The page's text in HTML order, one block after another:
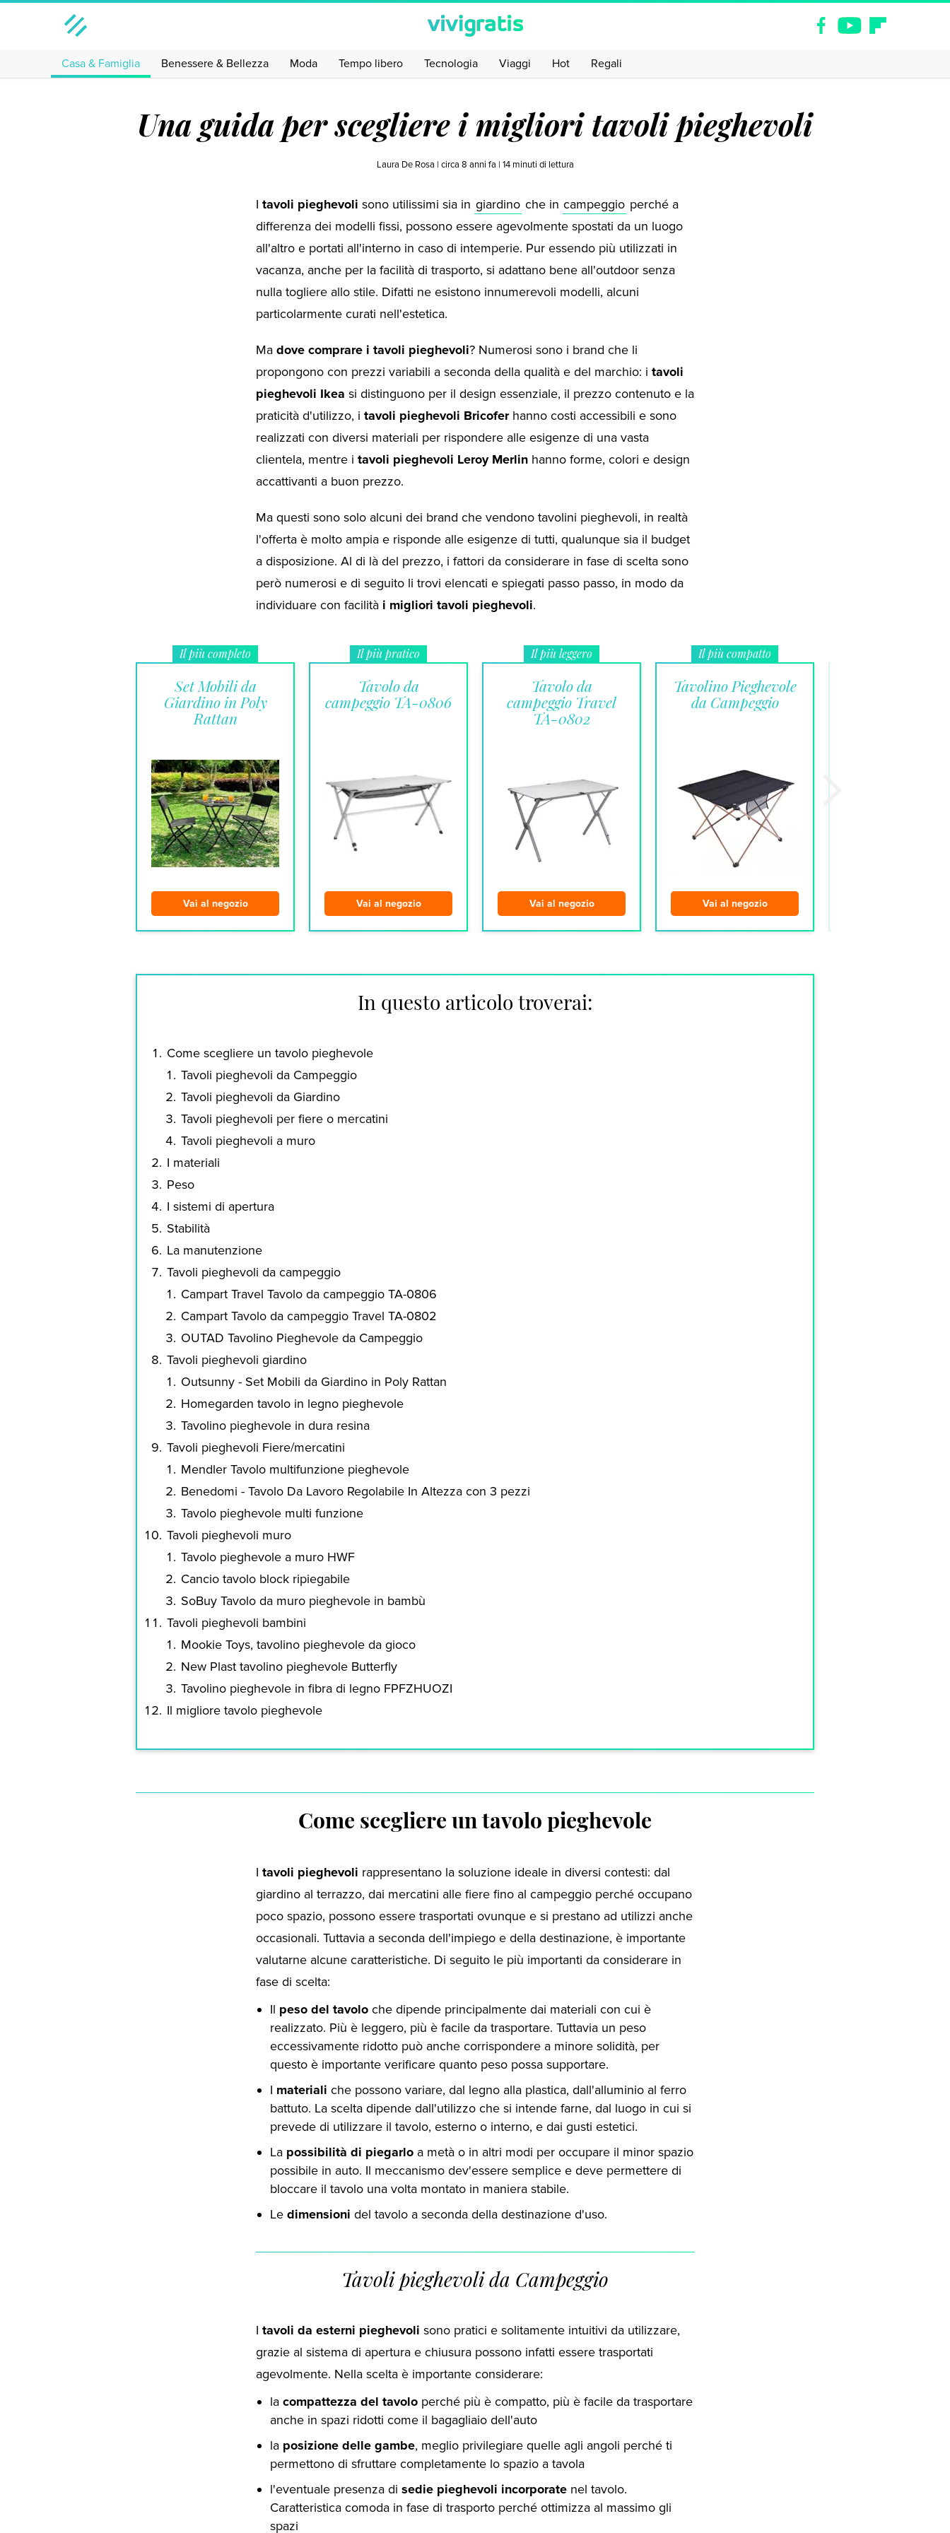
Casa & Famiglia Benessere & Bellezza Moda Tempo libero Tecnologia Viaggi Hot Regali
Una guida per scegliere i migliori tavoli pieghevoli
Laura De Rosa | circa 8 anni fa | 14minuti di lettura
In questo articolo troverai:
Come scegliere un tavolo pieghevole
Tavoli pieghevoli da Campeggio
Tavoli pieghevoli da Giardino
Tavoli pieghevoli per fiere o mercatini
Tavoli pieghevoli a muro
I materiali
Peso
I sistemi di apertura
Stabilità
La manutenzione
Tavoli pieghevoli da campeggio
Campart Travel Tavolo da campeggio TA-0806
Campart Tavolo da campeggio Travel TA-0802
OUTAD Tavolino Pieghevole da Campeggio
Tavoli pieghevoli giardino
Outsunny - Set Mobili da Giardino in Poly Rattan
Homegarden tavolo in legno pieghevole
Tavolino pieghevole in dura resina
Tavoli pieghevoli Fiere/mercatini
Mendler Tavolo multifunzione pieghevole
Benedomi - Tavolo Da Lavoro Regolabile In Altezza con 3 pezzi
Tavolo pieghevole multi funzione
Tavoli pieghevoli muro
Tavolo pieghevole a muro HWF
Cancio tavolo block ripiegabile
SoBuy Tavolo da muro pieghevole in bambù
Tavoli pieghevoli bambini
Mookie Toys, tavolino pieghevole da gioco
New Plast tavolino pieghevole Butterfly
Tavolino pieghevole in fibra di legno FPFZHUOZI
Il migliore tavolo pieghevole
I tavoli pieghevoli sono utilissimi sia in giardino che in campeggio perché a
differenza dei modelli fissi, possono essere agevolmente spostati da un luogo
all'altro e portati all'interno in caso di intemperie. Pur essendo più utilizzati in
vacanza, anche per la facilità di trasporto, si adattano bene all'outdoor senza
nulla togliere allo stile. Difatti ne esistono innumerevoli modelli, alcuni
particolarmente curati nell'estetica.
Ma dove comprare i tavoli pieghevoli? Numerosi sono i brand che li
propongono con prezzi variabili a seconda della qualità e del marchio: i tavoli
pieghevoli Ikea si distinguono per il design essenziale, il prezzo contenuto e la
praticità d'utilizzo, i tavoli pieghevoli Bricoferhanno costi accessibili e sono
realizzati con diversi materiali per rispondere alle esigenze di una vasta
clientela, mentre i tavoli pieghevoli Leroy Merlin hanno forme, colori e design
accattivanti a buon prezzo.
Ma questi sono solo alcuni dei brand che vendono tavolini pieghevoli, in realtà
l'offerta è molto ampia e risponde alle esigenze di tutti, qualunque sia il budget
a disposizione. Al di là del prezzo, i fattori da considerare in fase di scelta sono
però numerosi e di seguito li trovi elencati e spiegati passo passo, in modo da
individuare con facilità i migliori tavoli pieghevoli.
Come scegliere un tavolo pieghevole
I tavoli pieghevoli rappresentano la soluzione ideale in diversi contesti: dal
giardino al terrazzo, dai mercatini alle fiere fino al campeggio perché occupano
poco spazio, possono essere trasportati ovunque e si prestano ad utilizzi anche
occasionali. Tuttavia a seconda dell'impiego e della destinazione, è importante
valutarne alcune caratteristiche. Di seguito le più importanti da considerare in
fase di scelta:
Il peso del tavolo che dipende principalmente dai materiali con cui è
realizzato. Più è leggero, più è facile da trasportare. Tuttavia un peso
eccessivamente ridotto può anche corrispondere a minore solidità, per
questo è importante verificare quanto peso possa supportare.
I materiali che possono variare, dal legno alla plastica, dall'alluminio al ferro
battuto. La scelta dipende dall'utilizzo che si intende farne, dal luogo in cui si
prevede di utilizzare il tavolo, esterno o interno, e dai gusti estetici.
La possibilità di piegarlo a metà o in altri modi per occupare il minor spazio
possibile in auto. Il meccanismo dev'essere semplice e deve permettere di
bloccare il tavolo una volta montato in maniera stabile.
Le dimensioni del tavolo a seconda della destinazione d'uso.
Tavoli pieghevoli da Campeggio
I tavoli da esterni pieghevoli sono pratici e solitamente intuitivi da utilizzare,
grazie al sistema di apertura e chiusura possono infatti essere trasportati
agevolmente. Nella scelta è importante considerare:
la compattezza del tavolo perché più è compatto, più è facile da trasportare
anche in spazi ridotti come il bagagliaio dell'auto
la posizione delle gambe, meglio privilegiare quelle agli angoli perché ti
permettono di sfruttare completamente lo spazio a tavola
l'eventuale presenza di sedie pieghevoli incorporate nel tavolo.
Caratteristica comoda in fase di trasporto perché ottimizza al massimo gli
spazi
Il più completo
Set Mobili da
Giardino in Poly
Rattan
Vai al negozio
Il più pratico
Tavolo da
campeggio TA-0806
Vai al negozio
Il più leggero
Tavolo da
campeggio Travel
TA-0802
Vai al negozio
Il più compatto
Tavolino Pieghevole
da Campeggio
Vai al negozio